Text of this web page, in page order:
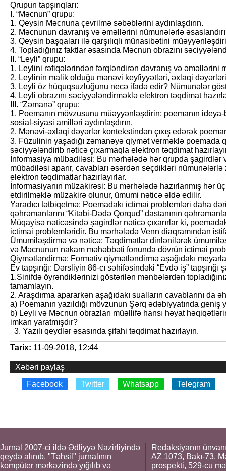
Qrupun tapşırıqları:
I. “Məcnun” qrupu:
1. Qeysin Məcnuna çev­rilmə səbəblərini aydınlaşdırın.
2. Məcnunun davranış və əməllərini nümunələrlə
3. Qeysin başqaları ilə qarşılıqlı münasibətini
4. Topladığınız faktlar əsasında Məcnun obrazını
II. “Leyli” qrupu:
1. Leylini rəfiqələrindən fərqləndirən davranış və əməllərini
2. Leylinin malik olduğu mənəvi keyfiyyətləri, əxlaqi dəyərləri
3. Leyli öz hüquqsuzluğunu necə ifadə edir? Nümunələr
4. Leyli obrazını səciy­yələndirməklə elektron təqdimat
III. “Zəmanə” qrupu:
1. Poemanın mövzusunu müəyyənləşdirin: poemanın
sosial-siyasi amilləri aydınlaşdırın.
2. Mənəvi-əxlaqi dəyərlər kontekstindən çıxış edərək
3. Füzulinin yaşadığı zəmanəyə qiymət verməklə poemada
səciyyələndirib nəticə çıxarmaqla elektron təqdimat
İnformasiya mübadiləsi: Bu mərhələdə hər qrupda şagirdlər
mübadiləsi aparır, cavabları əsərdən seçdikləri
elektron təqdimatlar hazırlayırlar.
İnformasiyanın müzakirəsi: Bu mərhələdə hazırlanmış hər
etdirilməklə müzakirə olunur, ümumi nəticə əldə edilir.
Yaradıcı tətbiqetmə: Poemadakı ictimai problemləri daha
qəh­rəman­larını “Kitabi-Dədə Qorqud” dastanının
Müqayisə nəticəsində şagirdlər nəticə çıxarırlar ki,
ictimai problemləridir. Bu mərhələdə Venn diaqramından
Ümumiləşdirmə və nəticə: Təqdimatlar dinlənilərək
və Məcnunun nakam məhəbbəti fonunda dövrün ictimai
Qiymətləndirmə: Formativ qiymətləndirmə aşağıdakı
Ev tapşırığı: Dərsliyin 86-cı səhifəsindəki “Evdə iş” tapşırığı
1.Sinifdə öyrəndiklərinizi göstərilən mənbələrdən
tamamlayın.
2. Araşdırma apararkən aşağıdakı sualların cavablarını da
a) Poemanın yazıldığı mövzunun Şərq ədəbiy­yatın­da geniş
b) Leyli və Məcnun obrazları müəllifə hansı hə­yat
imkan yaratmışdır?
3. Yazılı qeydlər əsasın­da şifahi təqdimat hazırlayın.
Tarix: 11-09-2018, 12:44
Xəbəri paylaş
Facebook
Twitter Whatsapp Telegram
Jurnal 2007-ci ildə Ədliyyə Nazirliyində
qeydə alınıb. "Təhsil" jurnalının
kompüter mərkəzində yığılıb və
Redaksiyanın
AZ 1073, Bakı-73,
prospekti, 529-cu